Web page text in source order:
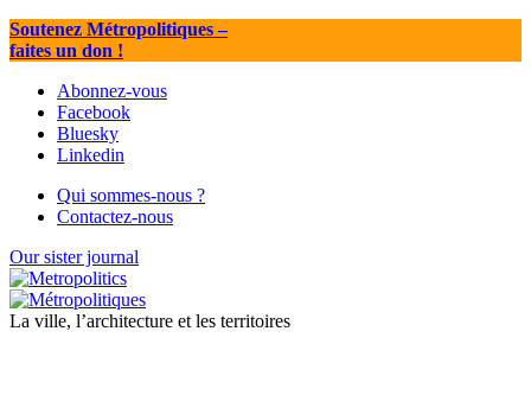
Soutenez Métropolitiques–
faites un don !
Abonnez-vous
Facebook
Bluesky
Linkedin
Qui sommes-nous ?
Contactez-nous
Our sister journal
La ville, l’architecture et les territoires